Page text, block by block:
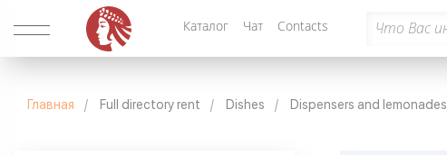
Каталог Чат Contacts
Главная Full directory rent Dishes Dispensers and lemonades